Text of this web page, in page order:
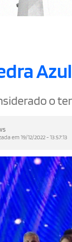
o
em 19/12/2022 - 13:57:13